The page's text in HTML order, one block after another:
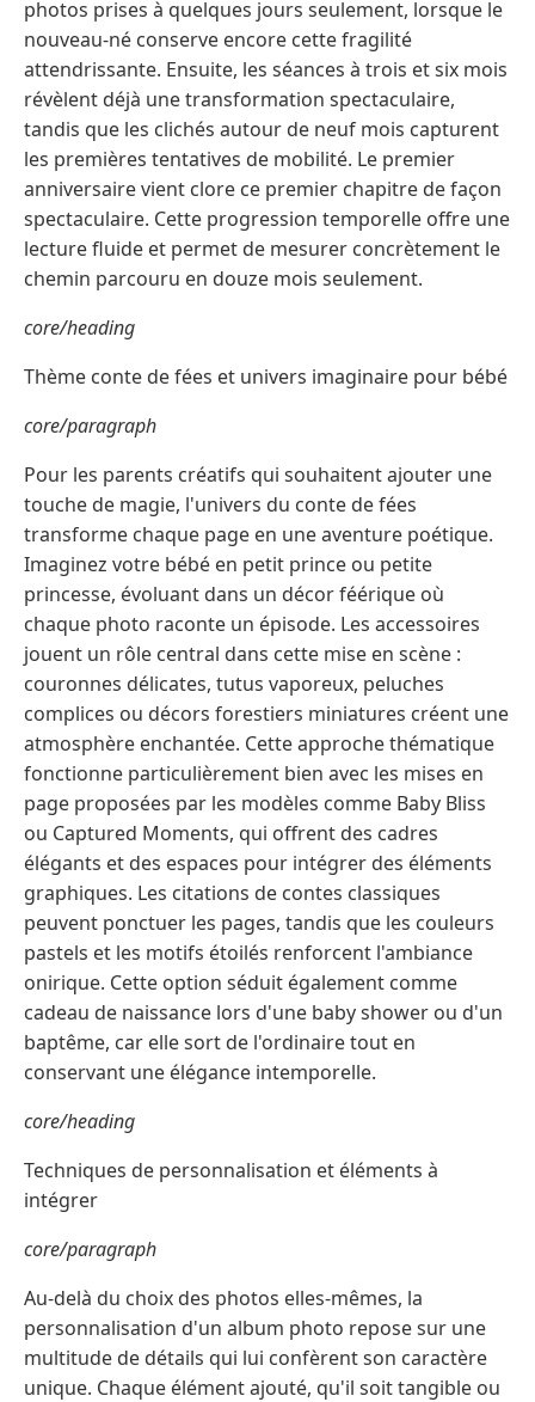
photos prises à quelques jours seulement, lorsque le
nouveau-né conserve encore cette fragilité
attendrissante. Ensuite, les séances à trois et six mois
révèlent déjà une transformation spectaculaire,
tandis que les clichés autour de neuf mois capturent
les premières tentatives de mobilité. Le premier
anniversaire vient clore ce premier chapitre de façon
spectaculaire. Cette progression temporelle offre une
lecture fluide et permet de mesurer concrètement le
chemin parcouru en douze mois seulement.
core/heading
Thème conte de fées et univers imaginaire pour bébé
core/paragraph
Pour les parents créatifs qui souhaitent ajouter une
touche de magie, l'univers du conte de fées
transforme chaque page en une aventure poétique.
Imaginez votre bébé en petit prince ou petite
princesse, évoluant dans un décor féérique où
chaque photo raconte un épisode. Les accessoires
jouent un rôle central dans cette mise en scène :
couronnes délicates, tutus vaporeux, peluches
complices ou décors forestiers miniatures créent une
atmosphère enchantée. Cette approche thématique
fonctionne particulièrement bien avec les mises en
page proposées par les modèles comme Baby Bliss
ou Captured Moments, qui offrent des cadres
élégants et des espaces pour intégrer des éléments
graphiques. Les citations de contes classiques
peuvent ponctuer les pages, tandis que les couleurs
pastels et les motifs étoilés renforcent l'ambiance
onirique. Cette option séduit également comme
cadeau de naissance lors d'une baby shower ou d'un
baptême, car elle sort de l'ordinaire tout en
conservant une élégance intemporelle.
core/heading
Techniques de personnalisation et éléments à
intégrer
core/paragraph
Au-delà du choix des photos elles-mêmes, la
personnalisation d'un album photo repose sur une
multitude de détails qui lui confèrent son caractère
unique. Chaque élément ajouté, qu'il soit tangible ou